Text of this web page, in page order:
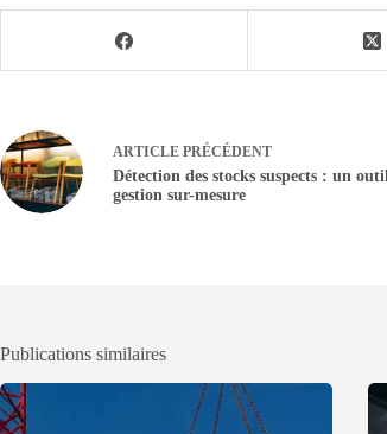
ARTICLE PRÉCÉDENT
Détection des stocks suspects : un
gestion sur-mesure
Publications similaires